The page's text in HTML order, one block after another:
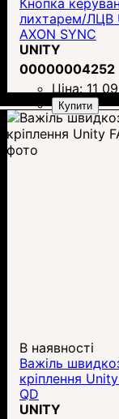
лихтарем/ЛЦВ
AXON SYNC
Surefire/Crane
UNITY
00000004252
Ціна: 11
Купити
В наявності
Важіль
кріплення
QD
UNITY